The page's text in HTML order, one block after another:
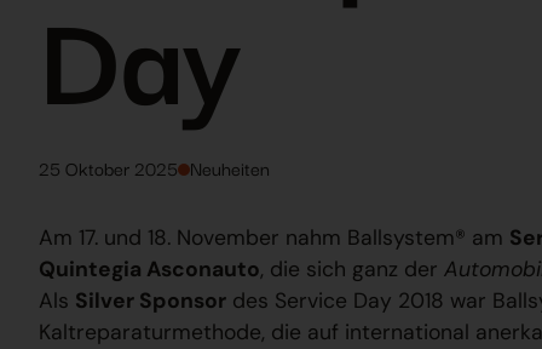
Day
25 Oktober 2025 Neuheiten
Am 17. und 18. November nahm Ballsystem® am
Quintegia Asconauto, die sich ganz der
Als Silver Sponsor des Service Day 2018 war
Kaltreparaturmethode, die auf international